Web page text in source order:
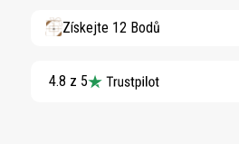
Získejte 12 Bodů
4.8 z 5